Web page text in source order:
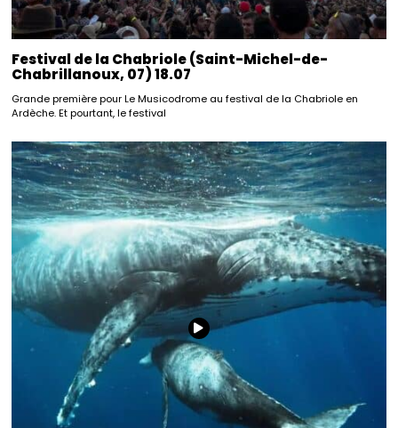
Festival de la Chabriole (Saint-Michel-de-
Chabrillanoux, 07) 18.07
Grande première pour Le Musicodrome au festival de la Chabriole en
Ardèche. Et pourtant, le festival